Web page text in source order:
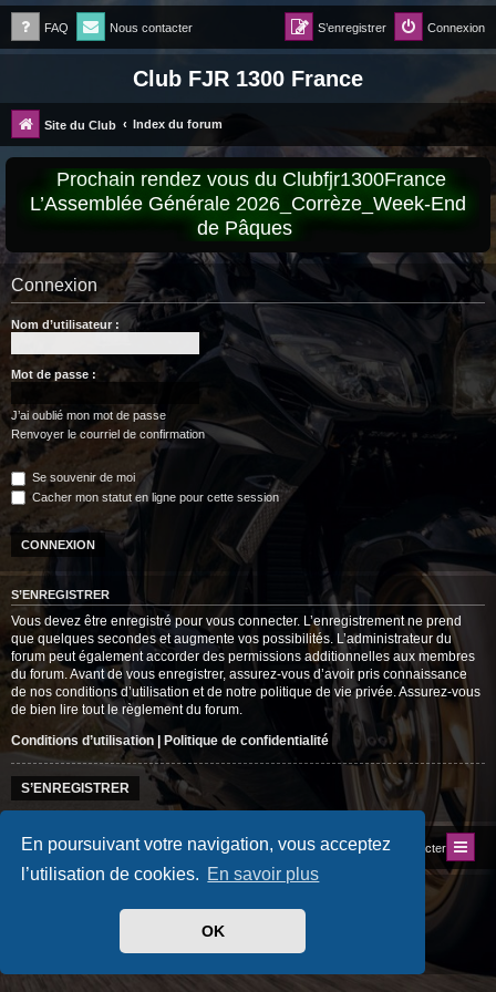
En poursuivant votre navigation, vous acceptez
l’utilisation de cookies. En savoir plus
OK
FAQ Nous contacter Connexion
S’enregistrer
Club FJR 1300 France
Site du Club Index du forum
Prochain rendez vous du Clubfjr1300France
L’Assemblée Générale 2026_Corrèze_Week-End
de Pâques
Connexion
Nom d’utilisateur :
Mot de passe :
J’ai oublié mon mot de passe
Renvoyer le courriel de confirmation
Se souvenir de moi
Cacher mon statut en ligne pour cette session
S’ENREGISTRER
Vous devez être enregistré pour vous connecter. L’enregistrement ne prend
que quelques secondes et augmente vos possibilités. L’administrateur du
forum peut également accorder des permissions additionnelles aux membres
du forum. Avant de vous enregistrer, assurez-vous d’avoir pris connaissance
de nos conditions d’utilisation et de notre politique de vie privée. Assurez-vous
de bien lire tout le règlement du forum.
Conditions d’utilisation | Politique de confidentialité
S’ENREGISTRER
Site du Club Index du forum Nous contacter
phpBB-fr.com
» V 1.6.0
Conditions